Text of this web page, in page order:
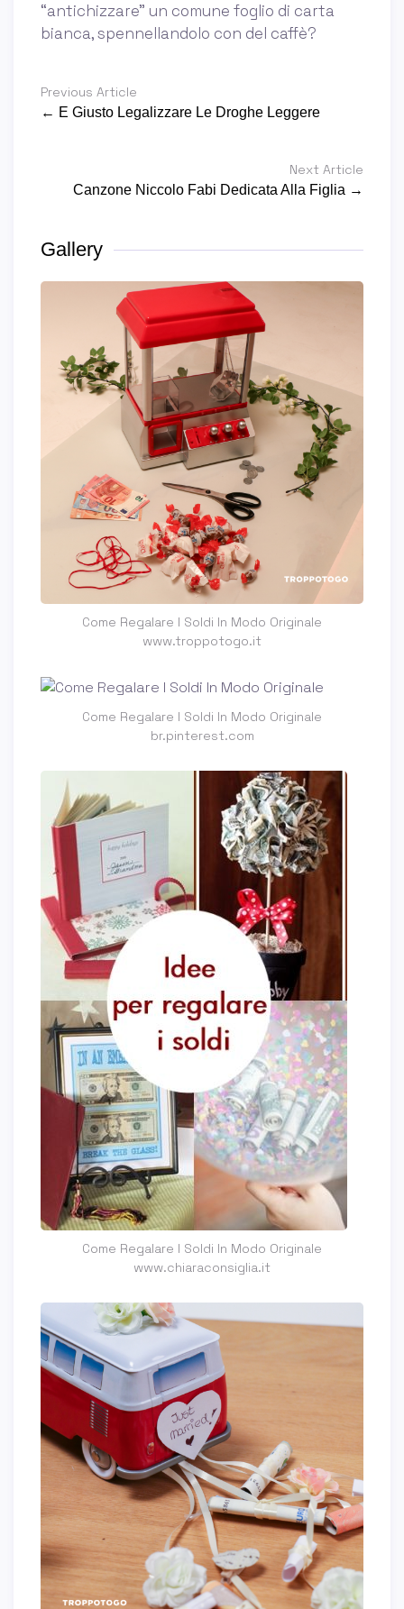
“antichizzare” un comune foglio di carta
bianca, spennellandolo con del caffè?
Previous Article
← E Giusto Legalizzare Le Droghe Leggere
Next Article
Canzone Niccolo Fabi Dedicata Alla Figlia →
Gallery
Come Regalare I Soldi In Modo Originale
www.troppotogo.it
Come Regalare I Soldi In Modo Originale
br.pinterest.com
Come Regalare I Soldi In Modo Originale
www.chiaraconsiglia.it